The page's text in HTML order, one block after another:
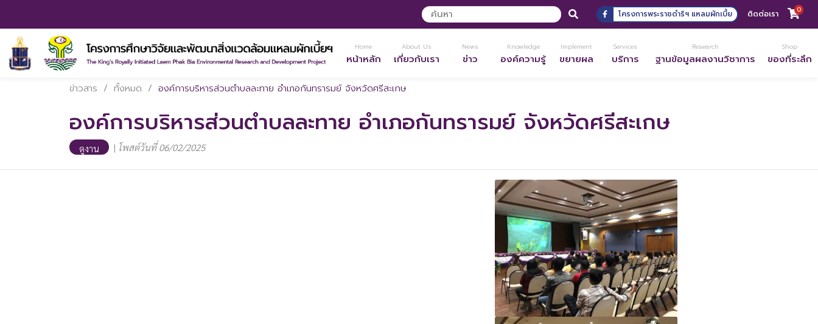
โครงการพระราชดำริฯ แหลมผักเบี้ย ติดต่อเรา 0
Home
หน้าหลัก
About Us
เกี่ยวกับเรา
News
ข่าว
Knowledge
องค์ความรู้
Implement
ขยายผล
Services
บริการ
Research
ฐานข้อมูลผลงานวิชาการ
Shop
ของที่ระลึก
ข่าวสาร / ทั้งหมด / องค์การบริหารส่วนตำบลละทาย อำเภอกันทรารมย์ จังหวัดศรีสะเกษ
องค์การบริหารส่วนตำบลละทาย อำเภอกันทรารมย์ จังหวัดศรีสะเกษ
ดูงาน | โพสต์วันที่ 06/02/2025